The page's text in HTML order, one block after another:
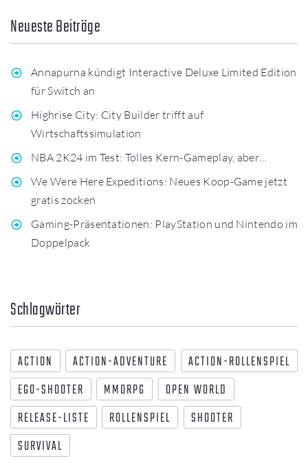
Neueste Beiträge
Annapurna kündigt Interactive Deluxe Limited Edition
für Switch an
Highrise City: City Builder trifft auf
Wirtschaftssimulation
NBA 2K24 im Test: Tolles Kern-Gameplay, aber…
We Were Here Expeditions: Neues Koop-Game jetzt
gratis zocken
Gaming-Präsentationen: PlayStation und Nintendo im
Doppelpack
Schlagwörter
ACTION ACTION-ADVENTURE
ACTION-ROLLENSPIEL
EGO-SHOOTER
MMORPG
OPEN WORLD
RELEASE-LISTE
ROLLENSPIEL
SHOOTER
SURVIVAL